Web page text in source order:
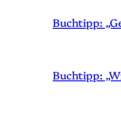
Buchtipp:
Buchtipp: